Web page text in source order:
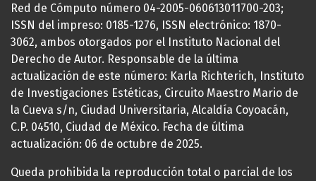
Red de Cómputo número 04-2005-060613011700-203;
ISSN del impreso: 0185-1276, ISSN electrónico: 1870-
3062, ambos otorgados por el Instituto Nacional del
Derecho de Autor. Responsable de la última
actualización de este número: Karla Richterich, Instituto
de Investigaciones Estéticas, Circuito Maestro Mario de
la Cueva s/n, Ciudad Universitaria, Alcaldía Coyoacán,
C.P. 04510, Ciudad de México. Fecha de última
actualización: 06 de octubre de 2025.
Queda prohibida la reproducción total o parcial de los